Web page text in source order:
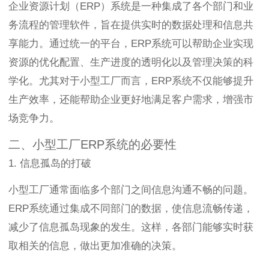
企业资源计划（ERP）系统是一种集成了各个部门和业
务流程的管理软件，旨在提供实时的数据处理和信息共
享能力。通过统一的平台，ERP系统可以帮助企业实现
资源的优化配置、生产进度的透明化以及管理决策的科
学化。尤其对于小型工厂而言，ERP系统不仅能够提升
生产效率，还能帮助企业更好地满足客户需求，增强市
场竞争力。
二、小型工厂ERP系统的必要性
1. 信息孤岛的打破
小型工厂通常面临多个部门之间信息沟通不畅的问题。
ERP系统通过集成不同部门的数据，使信息流畅传递，
减少了信息孤岛现象的发生。这样，各部门能够实时获
取相关的信息，做出更加准确的决策。